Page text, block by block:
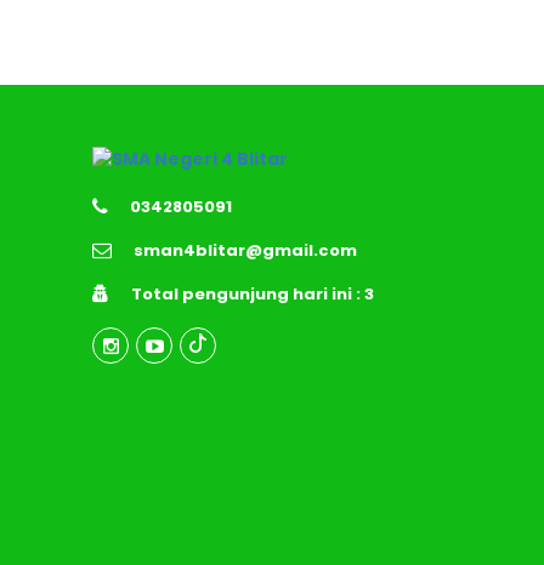
0342805091
sman4blitar@gmail.com
Total pengunjung hari ini : 3